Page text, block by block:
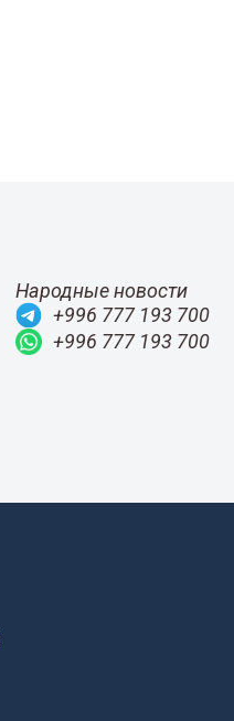
Народные новости
+996 777 193 700
+996 777 193 700